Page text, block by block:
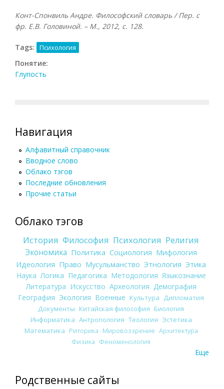
Конт-Спонвиль Андре. Философский словарь / Пер. с
фр. Е.В. Головиной. – М., 2012, с. 128.
Tags: Психология
Понятие:
Глупость
Навигация
Алфавитный справочник
Вводное слово
Облако тэгов
Последние обновления
Прочие статьи
Облако тэгов
История Философия Психология Религия
Экономика Политика Социология Мифология
Идеология Право Мусульманство Этнология Этика
Наука Логика Педагогика Методология Языкознание
Литература Искусство Археология Демография
География Экология Военные Культура
Дипломатия
Документы Китайская философия Биология
Информатика Антропология Теология Эстетика
Математика Риторика Мировоззрение Архитектура
Физика Феноменология
Еще
Родственные сайты